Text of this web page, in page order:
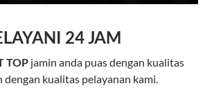
24 JAM
TOP jamin anda puas dengan kualitas
kualitas pelayanan kami.